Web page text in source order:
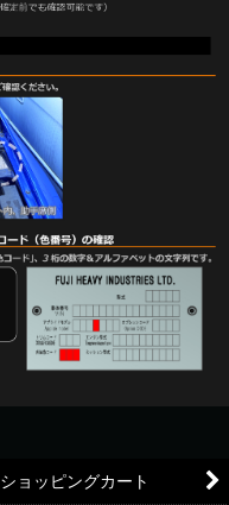
ショッピングカート